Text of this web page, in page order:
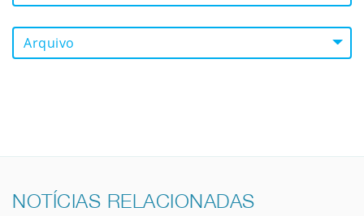
Arquivo
NOTÍCIAS RELACIONADAS